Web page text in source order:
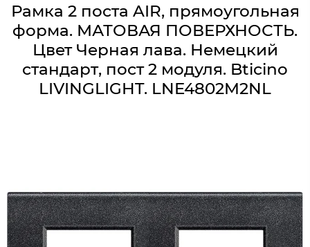
Рамка 2 поста AIR, прямоугольная
форма. МАТОВАЯ ПОВЕРХНОСТЬ.
Цвет Черная лава. Немецкий
стандарт, пост 2 модуля. Bticino
LIVINGLIGHT. LNE4802M2NL